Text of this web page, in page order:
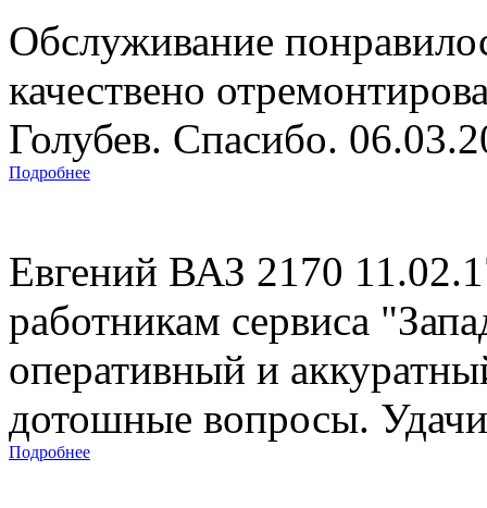
Обслуживание
качествено
Голубев. Спасибо.
Подробнее
Евгений ВАЗ 2170
работникам сервиса
оперативный и
дотошные вопросы. Удачи
Подробнее